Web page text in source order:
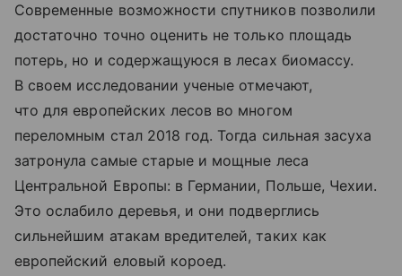
Современные возможности спутников позволили
достаточно точно оценить не только площадь
потерь, но и содержащуюся в лесах биомассу.
В своем исследовании ученые отмечают,
что для европейских лесов во многом
переломным стал 2018 год. Тогда сильная засуха
затронула самые старые и мощные леса
Центральной Европы: в Германии, Польше, Чехии.
Это ослабило деревья, и они подверглись
сильнейшим атакам вредителей, таких как
европейский еловый короед.